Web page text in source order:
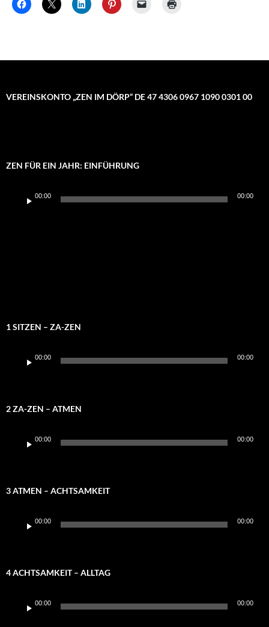
VEREINSKONTO „ZEN IM DÖRP“ DE 47 4306 0967 1090 0301 00
ZEN FÜR EIN JAHR: EINFÜHRUNG
Player
00:00 00:00
1 SITZEN – ZA-ZEN
Player
00:00 00:00
2 ZA-ZEN – ATMEN
Player
00:00 00:00
3 ATMEN – ACHTSAMKEIT
Player
00:00 00:00
4 ACHTSAMKEIT – ALLTAG
Player
00:00 00:00